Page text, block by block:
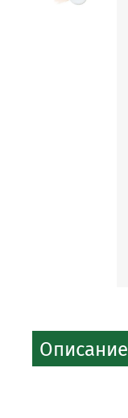
Описание